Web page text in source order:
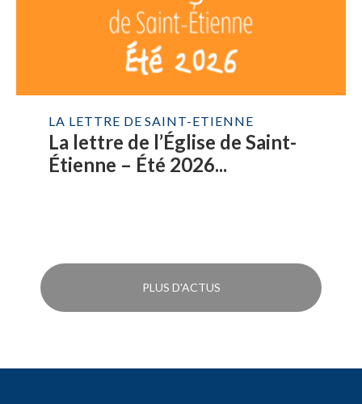
LA LETTRE DE SAINT-ETIENNE
La lettre de l’Église de Saint-
Étienne – Été 2026...
PLUS D'ACTUS